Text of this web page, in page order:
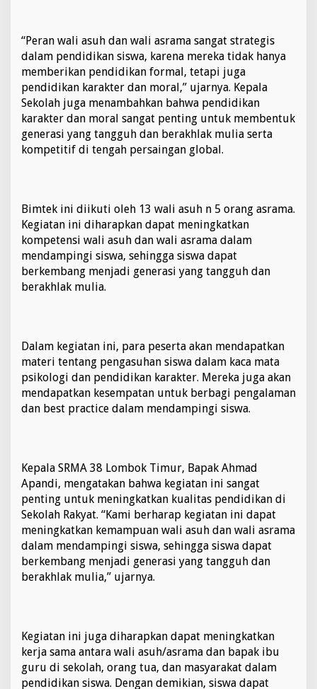
e
t
e
n
s
i
P
e
n
h
a
n
S
i
s
“Peran wali asuh dan wali asrama sangat strategis
dalam pendidikan siswa, karena mereka tidak hanya
memberikan pendidikan formal, tetapi juga
pendidikan karakter dan moral,” ujarnya. Kepala
Sekolah juga menambahkan bahwa pendidikan
karakter dan moral sangat penting untuk membentuk
generasi yang tangguh dan berakhlak mulia serta
kompetitif di tengah persaingan global.
Bimtek ini diikuti oleh 13 wali asuh n 5 orang asrama.
Kegiatan ini diharapkan dapat meningkatkan
kompetensi wali asuh dan wali asrama dalam
mendampingi siswa, sehingga siswa dapat
berkembang menjadi generasi yang tangguh dan
berakhlak mulia.
Dalam kegiatan ini, para peserta akan mendapatkan
materi tentang pengasuhan siswa dalam kaca mata
psikologi dan pendidikan karakter. Mereka juga akan
mendapatkan kesempatan untuk berbagi pengalaman
dan best practice dalam mendampingi siswa.
Kepala SRMA 38 Lombok Timur, Bapak Ahmad
Apandi, mengatakan bahwa kegiatan ini sangat
penting untuk meningkatkan kualitas pendidikan di
Sekolah Rakyat. “Kami berharap kegiatan ini dapat
meningkatkan kemampuan wali asuh dan wali asrama
dalam mendampingi siswa, sehingga siswa dapat
berkembang menjadi generasi yang tangguh dan
berakhlak mulia,” ujarnya.
Kegiatan ini juga diharapkan dapat meningkatkan
kerja sama antara wali asuh/asrama dan bapak ibu
guru di sekolah, orang tua, dan masyarakat dalam
pendidikan siswa. Dengan demikian, siswa dapat